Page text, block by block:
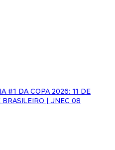
#1 DA COPA 2026: 11 DE
| JNEC 08